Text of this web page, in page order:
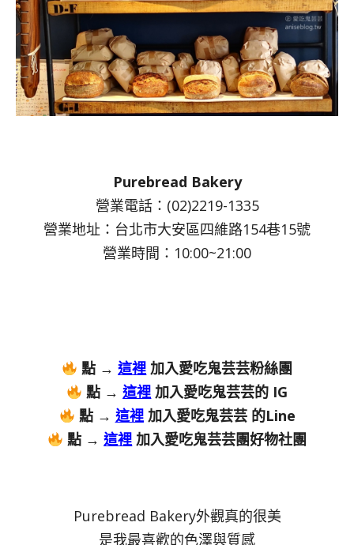
Purebread Bakery
營業電話：(02)2219-1335
營業地址：台北市大安區四維路154巷15號
營業時間：10:00~21:00
點 → 這裡 加入愛吃鬼芸芸粉絲團
點 →這裡 加入愛吃鬼芸芸的 IG
點 → 這裡加入愛吃鬼芸芸 的Line
點 → 這裡 加入愛吃鬼芸芸團好物社團
Purebread Bakery外觀真的很美
是我最喜歡的色澤與質感